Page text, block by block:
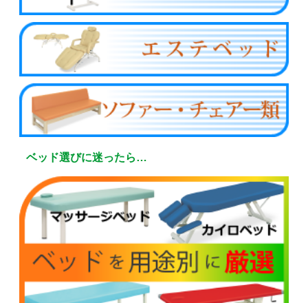
ベッド選びに迷ったら…